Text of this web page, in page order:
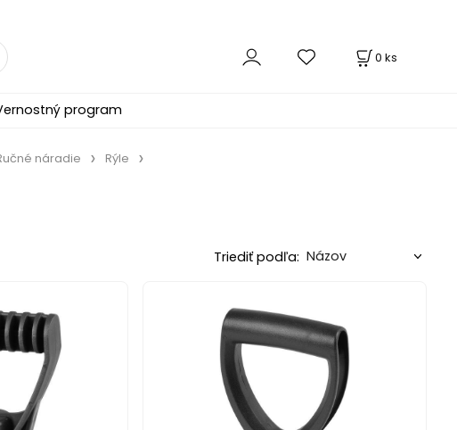
0 ks
program
náradie Rýle
Triediť podľa: